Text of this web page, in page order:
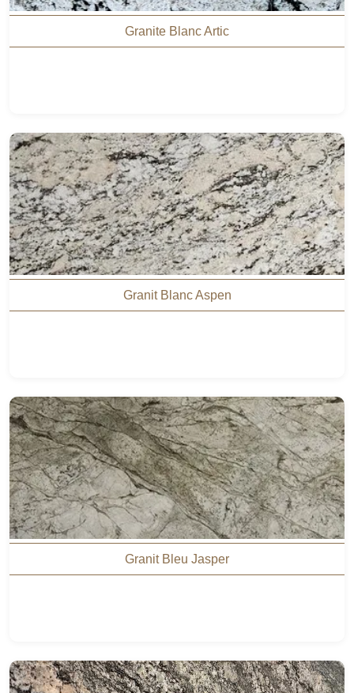
Granite Blanc Artic
Granit Blanc Aspen
Granit Bleu Jasper